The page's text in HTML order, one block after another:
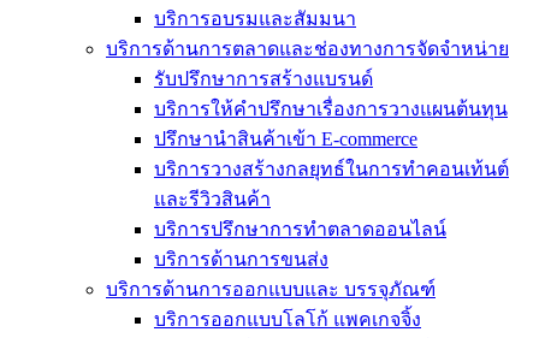
บริการอบรมและสัมมนา
บริการด้านการตลาดและช่องทางการจัดจำหน่าย
รับปรึกษาการสร้างแบรนด์
บริการให้คำปรึกษาเรื่องการวางแผนต้นทุน
ปรึกษานำสินค้าเข้า E-commerce
บริการวางสร้างกลยุทธ์ในการทำคอนเท้นต์
และรีวิวสินค้า
บริการปรึกษาการทำตลาดออนไลน์
บริการด้านการขนส่ง
บริการด้านการออกแบบและ บรรจุภัณฑ์
บริการออกแบบโลโก้ แพคเกจจิ้ง